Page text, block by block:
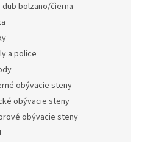
dub bolzano/čierna
a police
obývacie steny
obývacie steny
obývacie steny